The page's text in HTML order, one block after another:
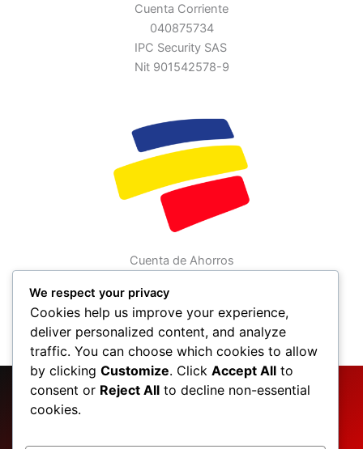
Cuenta Corriente
040875734
IPC Security SAS
Nit 901542578-9
Cuenta de Ahorros
Convenio: 15062
IPC Security SAS
Nit 901542578-9
SOLUCIONES
We respect your privacy
Cookies help us improve your experience,
deliver personalized content, and analyze
traffic. You can choose which cookies to allow
by clicking Customize. Click Accept All to
consent or Reject All to decline non-essential
cookies.